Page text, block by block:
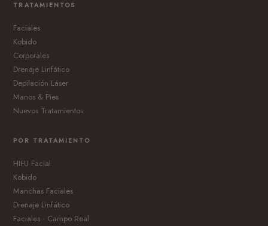
TRATAMIENTOS
Faciales
Kobido
Corporales
Drenaje Linfático
Depilación Láser
Manos & Pies
Nuevos Tratamientos
POR TRATAMIENTO
HIFU Facial
Kobido
Manchas Faciales
Drenaje Linfático
Faciales · Campo Real